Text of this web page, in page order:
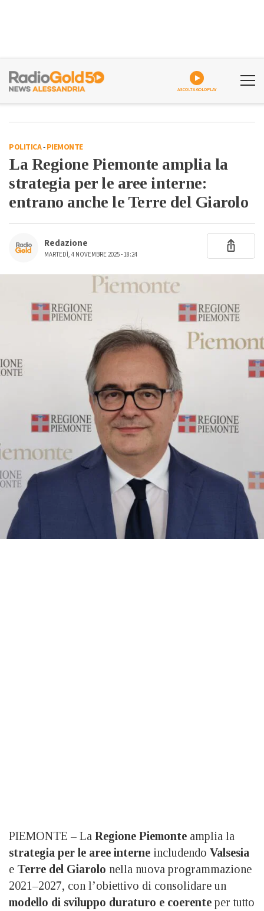
ASCOLTA GOLDPLAY
POLITICA-PIEMONTE
La Regione Piemonte amplia la
strategia per le aree interne:
entrano anche le Terre del Giarolo
Redazione
MARTEDÌ, 4 NOVEMBRE 2025 - 18:24
PIEMONTE – La Regione Piemonte amplia la
strategia per le aree interne includendo Valsesia
e Terre del Giarolo nella nuova programmazione
2021–2027, con l’obiettivo di consolidare un
modello di sviluppo duraturo e coerente per tutto